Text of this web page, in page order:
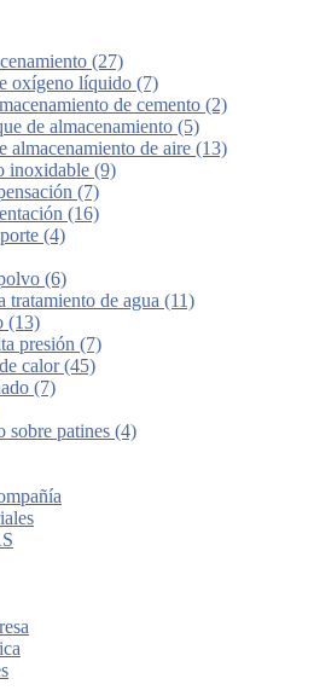
(27)
oxígeno líquido (7)
de cemento (2)
de almacenamiento (5)
almacenamiento de aire (13)
inoxidable (9)
(7)
(16)
(4)
(6)
tratamiento de agua (11)
(13)
presión (7)
calor (45)
(7)
sobre patines (4)